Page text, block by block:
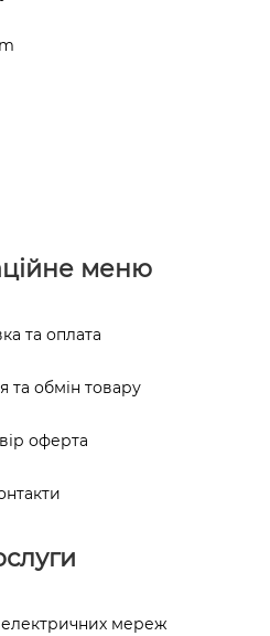
меню
та оплата
та обмін товару
оферта
мереж